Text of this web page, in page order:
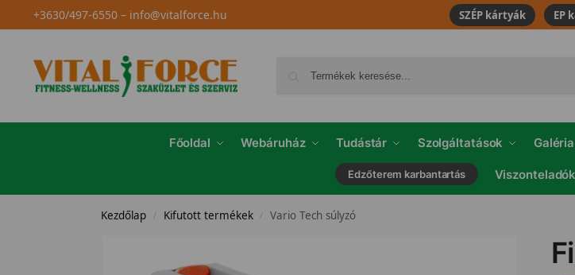
+3630/497-6550– info@vitalforce.hu SZÉP kártyák EP
Főoldal Webáruház Tudástár Szolgáltatások Galéria
Edzőterem karbantartás
Kezdőlap / Kifutott termékek / Vario Tech súlyzó